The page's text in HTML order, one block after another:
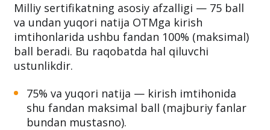
Milliy sertifikatning asosiy afzalligi — 75 ball
va undan yuqori natija OTMga kirish
imtihonlarida ushbu fandan 100% (maksimal)
ball beradi. Bu raqobatda hal qiluvchi
ustunlikdir.
75% va yuqori natija — kirish imtihonida
shu fandan maksimal ball (majburiy fanlar
bundan mustasno).